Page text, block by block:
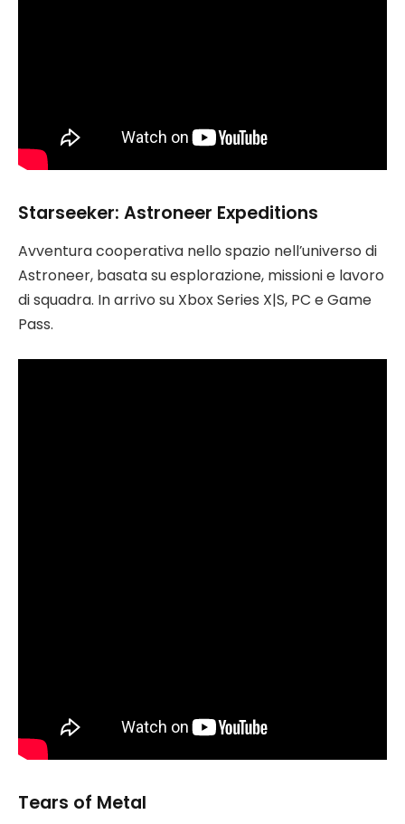
Starseeker: Astroneer Expeditions
Avventura cooperativa nello spazio nell’universo di
Astroneer, basata su esplorazione, missioni e lavoro
di squadra. In arrivo su Xbox Series X|S, PC e Game
Pass.
Tears of Metal